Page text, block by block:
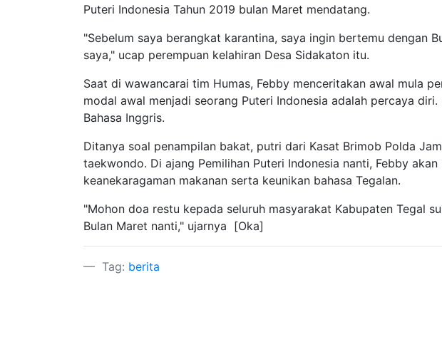
Puteri Indonesia Tahun 2019 bulan Maret mendatang.
"Sebelum saya berangkat karantina, saya ingin bertemu dengan
saya," ucap perempuan kelahiran Desa Sidakaton itu.
Saat di wawancarai tim Humas, Febby menceritakan awal mula
modal awal menjadi seorang Puteri Indonesia adalah percaya
Bahasa Inggris.
Ditanya soal penampilan bakat, putri dari Kasat Brimob Polda
taekwondo. Di ajang Pemilihan Puteri Indonesia nanti, Febby
keanekaragaman makanan serta keunikan bahasa Tegalan.
"Mohon doa restu kepada seluruh masyarakat Kabupaten Tegal
Bulan Maret nanti," ujarnya [Oka]
Tag: berita